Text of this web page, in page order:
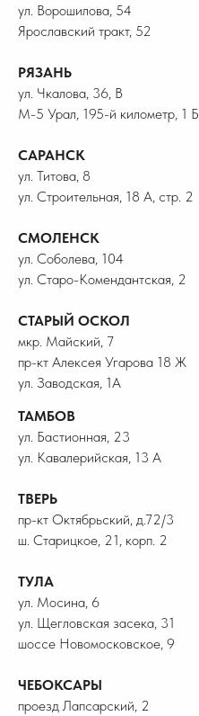
ул. Ворошилова, 54
Ярославский тракт, 52
РЯЗАНЬ
ул. Чкалова, 36, В
М-5 Урал, 195-й километр, 1 Б
САРАНСК
ул. Титова, 8
ул. Строительная, 18 А, стр. 2
СМОЛЕНСК
ул. Соболева, 104
ул. Старо-Комендантская, 2
СТАРЫЙ ОСКОЛ
мкр. Майский, 7
пр-кт Алексея Угарова 18 Ж
ул. Заводская, 1А
ТАМБОВ
ул. Бастионная, 23
ул. Кавалерийская, 13 А
ТВЕРЬ
пр-кт Октябрьский, д.72/3
ш. Старицкое, 21, корп. 2
ТУЛА
ул. Мосина, 6
ул. Щегловская засека, 31
шоссе Новомосковское, 9
ЧЕБОКСАРЫ
проезд Лапсарский, 2